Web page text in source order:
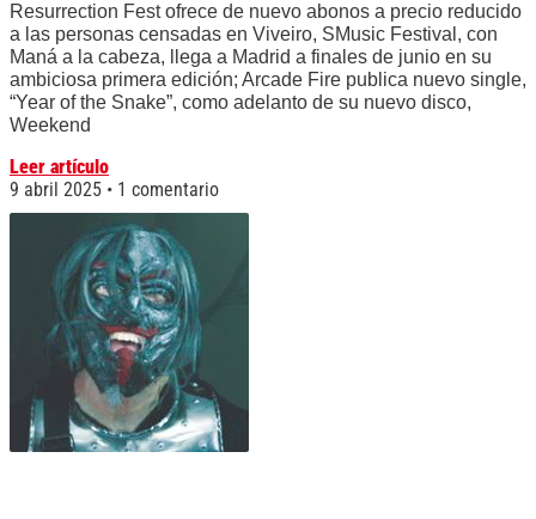
Resurrection Fest ofrece de nuevo abonos a precio reducido
a las personas censadas en Viveiro, SMusic Festival, con
Maná a la cabeza, llega a Madrid a finales de junio en su
ambiciosa primera edición; Arcade Fire publica nuevo single,
“Year of the Snake”, como adelanto de su nuevo disco,
Weekend
Leer artículo
9 abril 2025
1 comentario